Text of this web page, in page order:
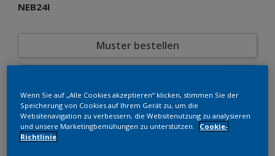
NEB24I
Muster bestellen
Produkteigenschaften
Produktcode NEB24I
Wenn Sie auf „Alle Cookies akzeptieren“ klicken, stimmen Sie der
Speicherung von Cookies auf Ihrem Gerät zu, um die
Websitenavigation zu verbessern, die Websitenutzung zu analysieren
und unsere Marketingbemühungen zu unterstützen.
Cookie-
Richtlinie